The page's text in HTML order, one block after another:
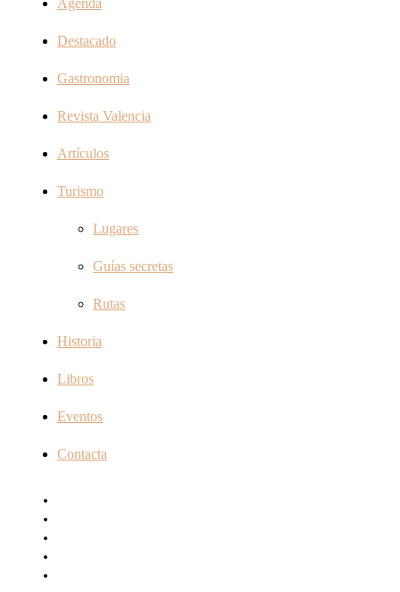
Destacado
Gastronomia
Revista Valencia
Artículos
Turismo
Lugares
Guías secretas
Rutas
Historia
Libros
Eventos
Contacta